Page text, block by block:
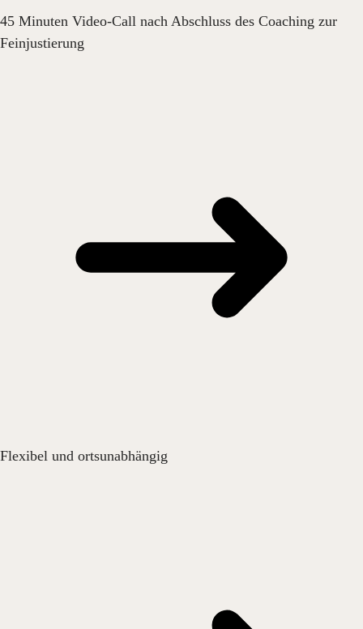
45 Minuten Video-Call nach Abschluss des Coaching zur
Feinjustierung
Flexibel und ortsunabhängig